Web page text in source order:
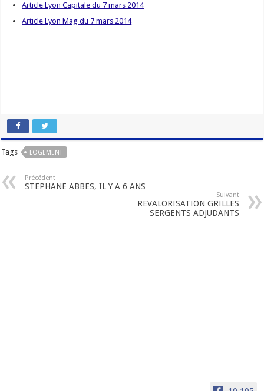
Article Lyon Capitale du 7 mars 2014
Article Lyon Mag du 7 mars 2014
Tags LOGEMENT
Précédent
STEPHANE ABBES, IL Y A 6 ANS
Suivant
REVALORISATION GRILLES
SERGENTS ADJUDANTS